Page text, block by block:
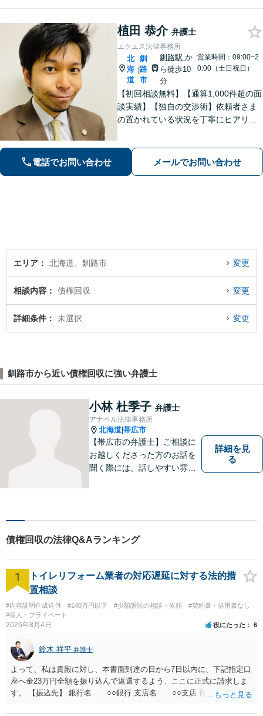
植田 恭介 弁護士
エクエス法律事務所
北
海
道
|
釧
路
市
釧路駅か
ら徒歩10
分
営業時間：09:00~2
0:00（土日祝日）
【初回相談無料】【通算1,000件超の面
談実績】【独自の交渉術】依頼者さま
の置かれている状況を丁寧にヒアリン
ら、難解な専門用語も噛み砕いて分か
りやすく説明するのが得意です。
電話でお問い合わせ メールでお問い合わせ
エリア 北海道、釧路市 変更
相談内容 債権回収 変更
詳細条件 未選択 変更
釧路市から近い債権回収に強い弁護士
小林 杜季子 弁護士
アナベル法律事務所
北海道 帯広市
【帯広市の弁護士】ご相談に
お越しくださった方のお話を
聞く際には、話しやすい雰囲
士でありたいと考えていま
詳細を見
る
債権回収の法律Q&Aランキング
1
トイレリフォーム業者の対応遅延に対する法的措
置相談
#内容証明作成送付 #140万円以下 #少額訴訟の相談・依頼
#契約書・借用書なし
#個人・プライベート
2026年8月4日 役にたった 6
鈴木 祥平 弁護士
よって、私は貴殿に対し、本書面到達の日から7日以内に、下記指定口
座へ金23万円全額を振り込んで返還するよう、ここに正式に請求しま
す。 【振込先】 銀行名 ○○銀行 支店名 ○○支店 預金種別 普通